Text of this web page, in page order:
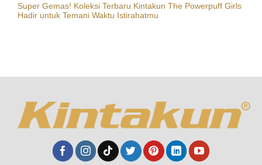
Super Gemas! Koleksi Terbaru Kintakun The Powerpuff Girls
Hadir untuk Temani Waktu Istirahatmu